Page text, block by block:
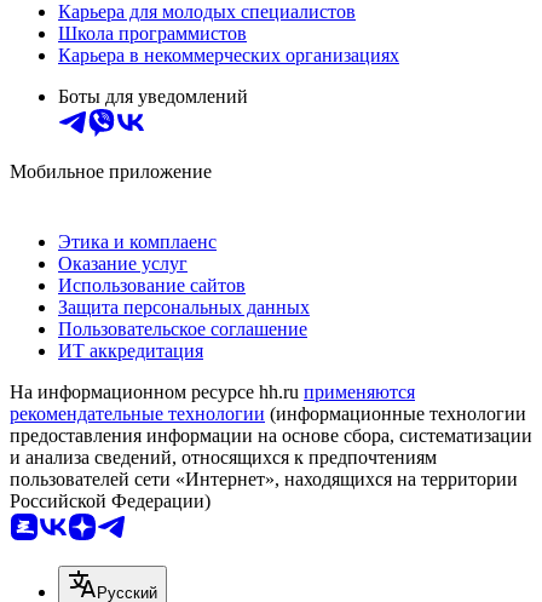
Карьера для молодых специалистов
Школа программистов
Карьера в некоммерческих организациях
Боты для уведомлений
Мобильное приложение
Этика и комплаенс
Оказание услуг
Использование сайтов
Защита персональных данных
Пользовательское соглашение
ИТ аккредитация
На информационном ресурсе hh.ru применяются
рекомендательные технологии (информационные технологии
предоставления информации на основе сбора, систематизации
и анализа сведений, относящихся к предпочтениям
пользователей сети «Интернет», находящихся на территории
Российской Федерации)
Русский